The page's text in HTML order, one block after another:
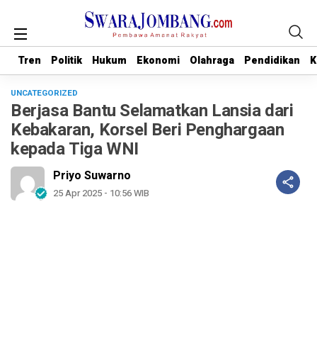
Tren Politik Hukum Ekonomi Olahraga Pendidikan
Tren Politik Hukum Ekonomi Olahraga Pendidikan
UNCATEGORIZED
Berjasa Bantu Selamatkan Lansia dari
Kebakaran, Korsel Beri Penghargaan
kepada Tiga WNI
Priyo Suwarno
25 Apr 2025 - 10:56 WIB